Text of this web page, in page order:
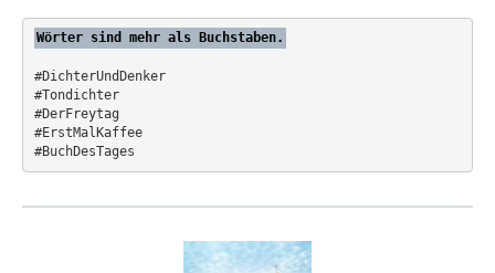
Wörter sind mehr als Buchstaben.
#DichterUndDenker
#Tondichter
#DerFreytag
#ErstMalKaffee
#BuchDesTages